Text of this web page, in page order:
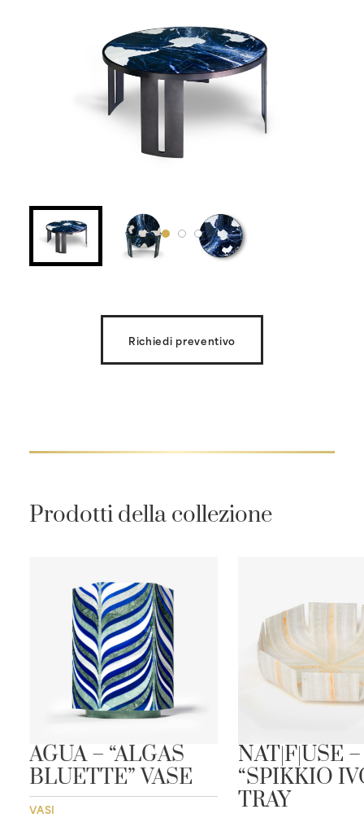
Richiedi preventivo
Prodotti della collezione
AGUA – “ALGAS
BLUETTE” VASE
VASI
NAT|F|USE –
“SPIKKIO
TRAY